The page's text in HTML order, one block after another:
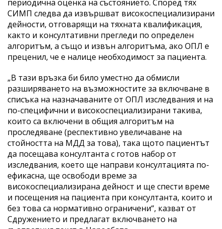
периодична оценка на състоянието. Според тях
СИМП следва да извършват високоспециализирани
дейности, отговарящи на тяхната квалификация,
както и консултативни прегледи по определен
алгоритъм, а също и извън алгоритъма, ако ОПЛ е
преценил, че е налице необходимост за пациента.
„В тази връзка би било уместно да обмисли
разширяването на възможностите за включване в
списъка на назначаваните от ОПЛ изследвания и на
по-специфични и високоспециализирани такива,
които са включени в общия алгоритъм на
проследяване (респективно увеличаване на
стойността на МДД за това), така щото пациентът
да посещава консултанта с готов набор от
изследвания, което ще направи консултацията по-
ефикасна, ще освободи време за
високоспециализирана дейност и ще спести време
и посещения на пациента при консултанта, които и
без това са нормативно ограничени“, казват от
Сдружението и предлагат включването на